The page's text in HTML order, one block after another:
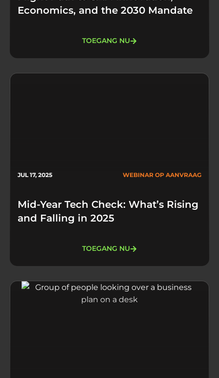
Economics, and the 2030 Mandate
TOEGANG NU
JUL 17, 2025 WEBINAR OP AANVRAAG
Mid-Year Tech Check: What’s Rising
and Falling in 2025
TOEGANG NU